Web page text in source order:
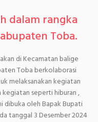
dalam rangka
Toba.
di Kecamatan balige
Toba berkolaborasi
melaksanakan kegiatan
kegiatan seperti hiburan ,
dibuka oleh Bapak Bupati
tanggal 3 Desember 2024